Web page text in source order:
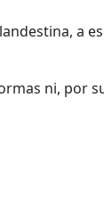
a
ni, por